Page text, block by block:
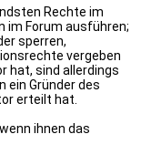
Rechte im
im Forum ausführen;
sperren,
vergeben
hat, sind allerdings
ein Gründer des
erteilt hat.
ihnen das